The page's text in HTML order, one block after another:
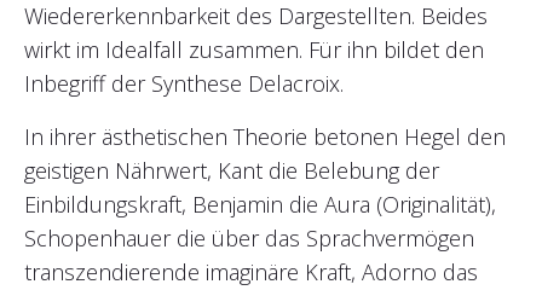
Wiedererkennbarkeit des Dargestellten. Beides
wirkt im Idealfall zusammen. Für ihn bildet den
Inbegriff der Synthese Delacroix.
In ihrer ästhetischen Theorie betonen Hegel den
geistigen Nährwert, Kant die Belebung der
Einbildungskraft, Benjamin die Aura (Originalität),
Schopenhauer die über das Sprachvermögen
transzendierende imaginäre Kraft, Adorno das